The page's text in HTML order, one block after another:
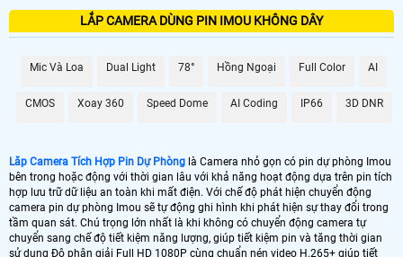
Điểm nổi bật của camera này chính là chất lượng ghi hình tuyệt vời với độ
phân giải Full HD 1080P, giúp bạn quan sát mọi chi tiết một cách rõ nét và sắc
quá trình ghi hình, đồng thời Hoàn toàn tin cậy cho việc lưu trữ dữ liệu lâu dài
Với Camera Tích Hợp Pin Dự Phòng này, bạn không chỉ có được sự tiện lợi
trong việc giám sát mà còn được ổn hơn với chất lượng hình ảnh và dữ liệu lưu
LẮP CAMERA DÙNG PIN IMOU KHÔNG DÂY
Mic Và Loa Dual Light 78° Hồng Ngoại Full Color AI
CMOS Xoay 360 Speed Dome AI Coding IP66 3D DNR
Lăp Camera Tích Hợp Pin Dự Phòng là Camera nhỏ gọn có pin dự phòng Imou
bên trong hoặc động với thời gian lâu với khả năng hoạt động dựa trên pin tích
hợp lưu trữ dữ liệu an toàn khi mất điện. Với chế độ phát hiện chuyển động
camera pin dự phòng Imou sẽ tự động ghi hình khi phát hiện sự thay đổi trong
tầm quan sát. Chú trọng lớn nhất là khi không có chuyển động camera tự
chuyển sang chế độ tiết kiệm năng lượng, giúp tiết kiệm pin và tăng thời gian
sử dụng Độ phân giải Full HD 1080P cùng chuẩn nén video H.265+ giúp tiết